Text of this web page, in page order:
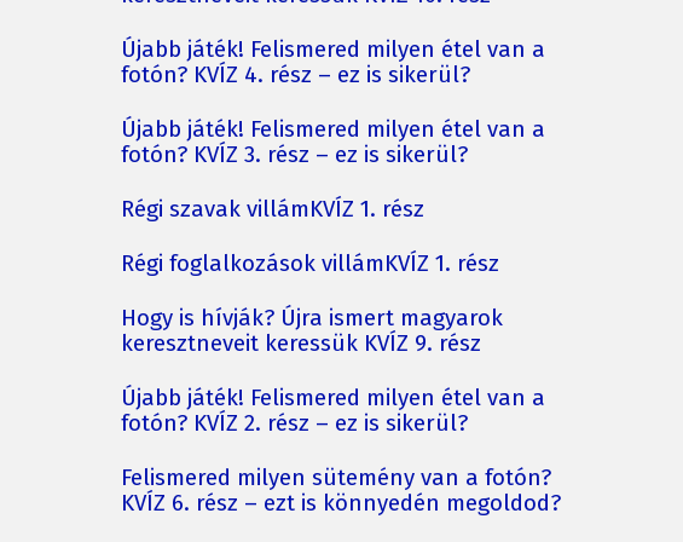
Újabb játék! Felismered milyen étel van a
fotón? KVÍZ 4. rész – ez is sikerül?
Újabb játék! Felismered milyen étel van a
fotón? KVÍZ 3. rész – ez is sikerül?
Régi szavak villámKVÍZ 1. rész
Régi foglalkozások villámKVÍZ 1. rész
Hogy is hívják? Újra ismert magyarok
keresztneveit keressük KVÍZ 9. rész
Újabb játék! Felismered milyen étel van a
fotón? KVÍZ 2. rész – ez is sikerül?
Felismered milyen sütemény van a fotón?
KVÍZ 6. rész – ezt is könnyedén megoldod?